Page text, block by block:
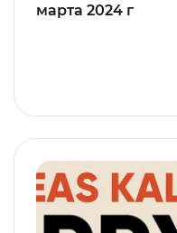
марта 2024 г